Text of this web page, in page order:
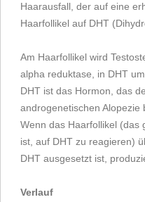
Haarausfall, der auf eine
Haarfollikel auf DHT
Am Haarfollikel wird
alpha reduktase, in DHT
DHT ist das Hormon, das
androgenetischen Alopezie
Wenn das Haarfollikel (das
ist, auf DHT zu reagieren)
DHT ausgesetzt ist,
Verlauf